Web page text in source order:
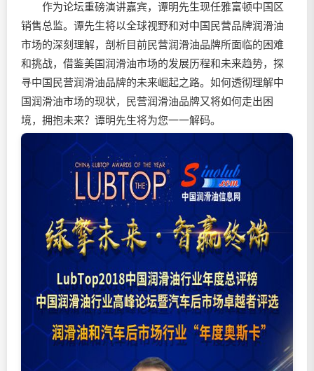
作为论坛重磅演讲嘉宾，谭明先生现任雅富顿中国区
销售总监。谭先生将以全球视野和对中国民营品牌润滑油
市场的深刻理解，剖析目前民营润滑油品牌所面临的困难
和挑战，借鉴美国润滑油市场的发展历程和未来趋势，探
寻中国民营润滑油品牌的未来崛起之路。如何透彻理解中
国润滑油市场的现状，民营润滑油品牌又将如何走出困
境，拥抱未来？谭明先生将为您一一解码。